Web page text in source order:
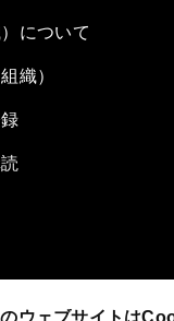
ウェブサイトは
について
織）
の取り組み